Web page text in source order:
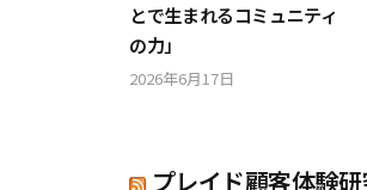
とで生まれるコミュニティ
の力」
2026年6月17日
プレイド顧客体験